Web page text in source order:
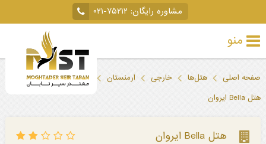
مشاوره رایگان: ۰۲۱-۷۵۲۱۲
منو
داخلی
صفحه اصلی هتل‌ها خارجی ارمنستان
ایروان
هتل Bella ایروان
هتل Bella ایروان